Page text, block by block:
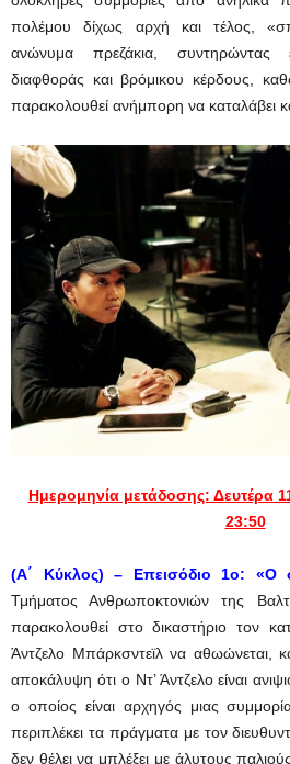
πολέμου δίχως αρχή και τέλος,
ανώνυμα πρεζάκια,
διαφθοράς και βρόμικου κέρδους,
παρακολουθεί ανήμπορη να καταλάβει
Ημερομηνία μετάδοσης: Δευτέρα
23:50
(Α΄ Κύκλος) – Επεισόδιο 1ο: «Ο
Τμήματος Ανθρωποκτονιών της
παρακολουθεί στο δικαστήριο τον
Άντζελο Μπάρκσντεϊλ να αθωώνεται,
αποκάλυψη ότι ο Ντ’ Άντζελο είναι
ο οποίος είναι αρχηγός μιας
περιπλέκει τα πράγματα με τον
δεν θέλει να μπλέξει με άλυτους